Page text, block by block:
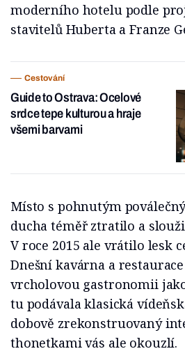
moderního hotelu podle
stavitelů Huberta a Franze
Cestování
Guide to Ostrava: Ocelové
srdce tepe kulturou a hraje
všemi barvami
Místo s pohnutým
ducha téměř ztratilo a
V roce 2015 ale vrátilo lesk
Dnešní kavárna a
vrcholovou gastronomii
tu podávala klasická
dobově zrekonstruovaný
thonetkami vás ale okouzlí.